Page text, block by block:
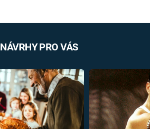
NÁVRHY PRO VÁS